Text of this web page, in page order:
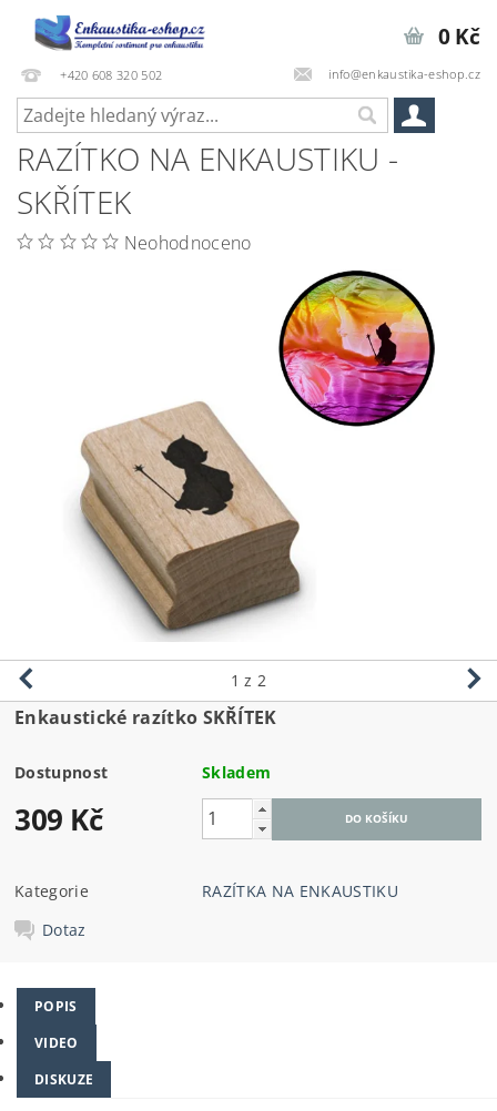
+420 608 320 502 info@enkaustika-eshop.cz
0 Kč
RAZÍTKO NA ENKAUSTIKU -
SKŘÍTEK
Neohodnoceno
1 z 2
Enkaustické razítko SKŘÍTEK
Dostupnost Skladem
309 Kč
Kategorie
RAZÍTKA NA ENKAUSTIKU
Dotaz
POPIS
VIDEO
DISKUZE